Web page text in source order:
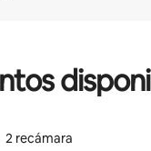
2 recámara